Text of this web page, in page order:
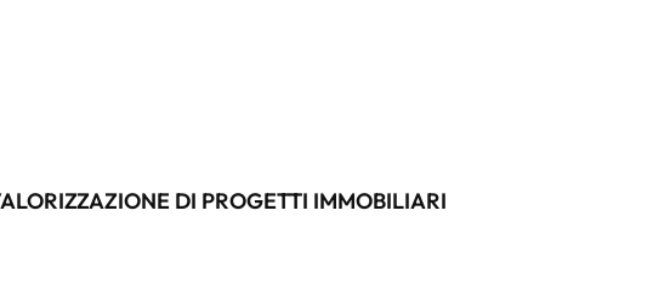
DI PROGETTI IMMOBILIARI